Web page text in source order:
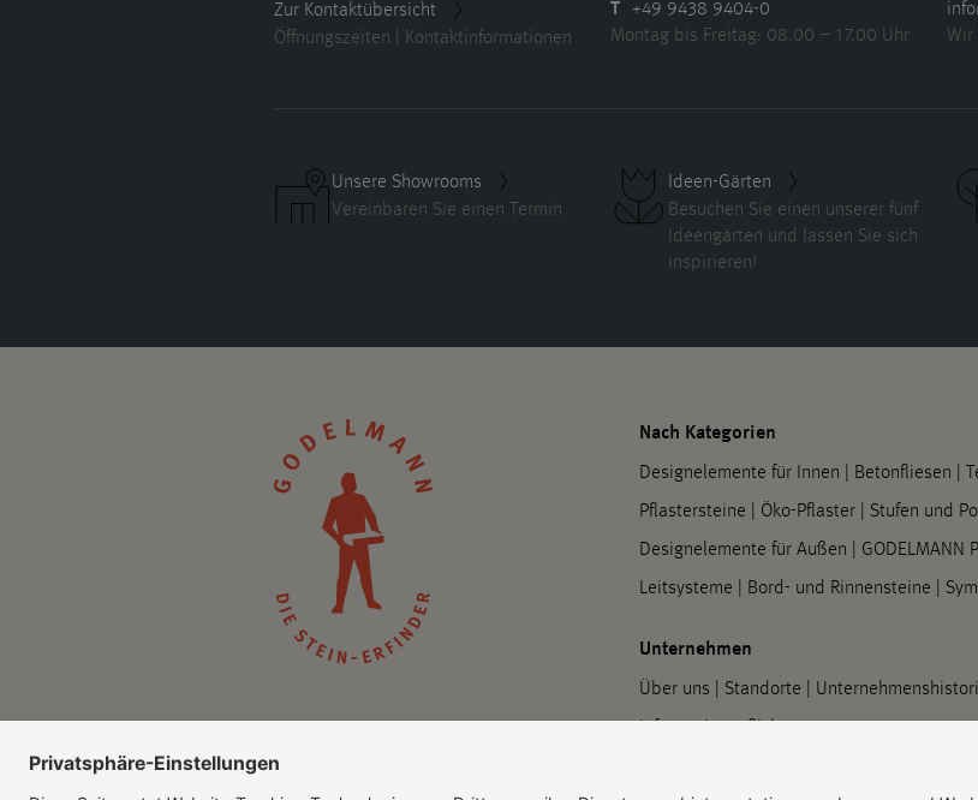
Zur Kontaktübersicht
Öffnungszeiten | Kontaktinformationen
T +49 9438 9404-0
Montag bis Freitag: 08.00 – 17.00 Uhr
Unsere Showrooms
Vereinbaren Sie einen Termin
Ideen-Gärten
Besuchen Sie einen unserer fünf
Ideengärten und lassen Sie sich
inspirieren!
Nach Kategorien
Designelemente für Innen Betonfliesen
Pflastersteine
Öko-Pflaster Stufen und
Designelemente für Außen
GODELMANN
Leitsysteme
Bord- und Rinnensteine
Unternehmen
Über uns Standorte
Informationspflichten